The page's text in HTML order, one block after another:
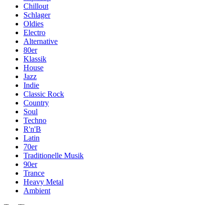
Chillout
Schlager
Oldies
Electro
Alternative
80er
Klassik
House
Jazz
Indie
Classic Rock
Country
Soul
Techno
R'n'B
Latin
70er
Traditionelle Musik
90er
Trance
Heavy Metal
Ambient